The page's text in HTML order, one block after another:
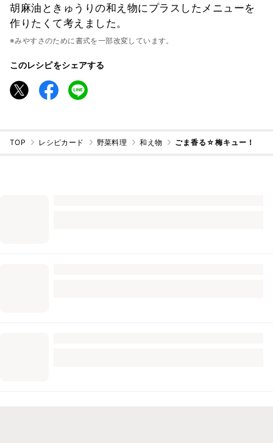
胡麻油ときゅうりの和え物にプラスしたメニューを
作りたくて考えました。
※みやすさのために書式を一部改変しています。
このレシピをシェアする
TOP レシピカード 野菜料理 和え物 ごま香る☆梅キュー！